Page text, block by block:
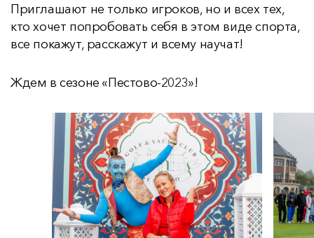
Приглашают не только игроков, но и всех тех,
кто хочет попробовать себя в этом виде спорта,
все покажут, расскажут и всему научат!
Ждем в сезоне «Пестово-2023»!